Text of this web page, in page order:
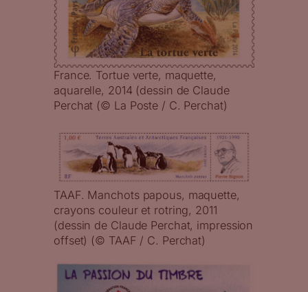
France. Tortue verte, maquette,
aquarelle, 2014 (dessin de Claude
Perchat (© La Poste / C. Perchat)
TAAF. Manchots papous, maquette,
crayons couleur et rotring, 2011
(dessin de Claude Perchat, impression
offset) (© TAAF / C. Perchat)